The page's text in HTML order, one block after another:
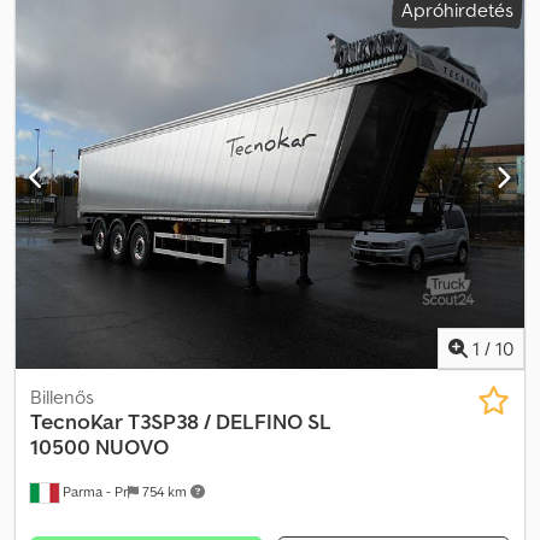
TECNOKAR DELFINO SL 9000 HÁTSÓ BILLENŐFELÉPÍTMÉNYES
FÉLPOÓTKOCSI ALUMÍNIUMBÓL; RAKTÉR MÉRETEK: H 9000 MM X
SZ 2500 MM X M 2000 MM; TENGELYTÁV: 4650 MM; ABRONCSOK:
385/65 R22,5; TÁRCSAFÉKEK; LEVEGŐRUGÓZÁS; EMELHETŐ ELSŐ
TENGELY; Csdpjhk Uzcjfx Akvjrf KORMÁNYZOTT HARMADIK
TENGELY; BILLENŐFELÉPÍTMÉNY ŰRTARTALMA: 45,5 M³; EBS
RENDSZER; ELEKTROMOS PONYVA RÁ- ÉS LEFEDÉSRE; JOST
EMELŐLÁBAK; HALDEX HIDRAULIKUS RENDSZER.
Apróhirdetés
1 / 10
Parma - Pr 754 km
Billenős
TecnoKarT3SP38 / DELFINO SL
10500 NUOVO